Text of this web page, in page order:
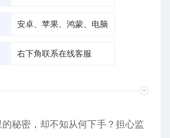
安卓、苹果、鸿蒙、电脑
右下角联系在线客服
秘密，却不知从何下手？担心监